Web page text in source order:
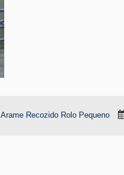
Arame Recozido Rolo Pequeno